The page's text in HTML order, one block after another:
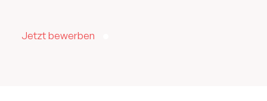
Jetzt bewerben